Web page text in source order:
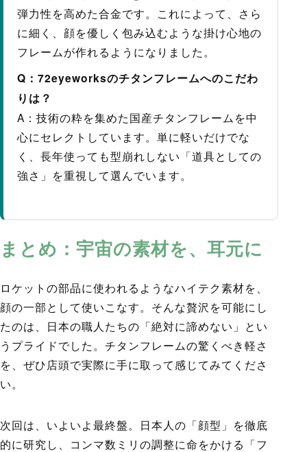
弾力性を高めた合金です。これによって、さら
に細く、顔を優しく包み込むような掛け心地の
フレームが作れるようになりました。
Q：72eyeworksのチタンフレームへのこだわ
りは？
A：技術の粋を集めた国産チタンフレームを中
心にセレクトしています。単に軽いだけでな
く、長年使っても型崩れしない「道具としての
強さ」を重視して選んでいます。
まとめ：宇宙の素材を、耳元に
ロケットの部品に使われるようなハイテク素材を、
顔の一部として使いこなす。そんな贅沢を可能にし
たのは、日本の職人たちの「絶対に諦めない」とい
うプライドでした。チタンフレームの驚くべき軽さ
を、ぜひ店頭で実際に手に取って感じてみてくださ
い。
次回は、いよいよ最終盤。日本人の「顔型」を徹底
的に研究し、コンマ数ミリの調整に命をかける「フ